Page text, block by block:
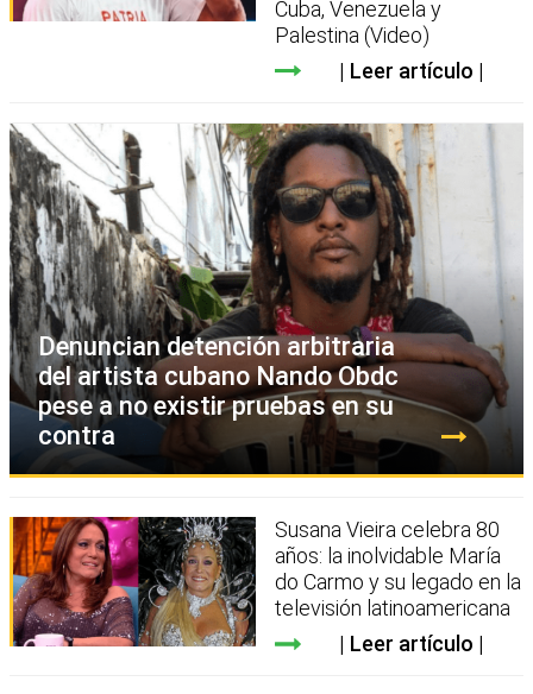
Cuba, Venezuela y
Palestina (Video)
Leer artículo
Denuncian detención arbitraria
del artista cubano Nando Obdc
pese a no existir pruebas en su
contra
Susana Vieira celebra 80
años: la inolvidable María
do Carmo y su legado en la
televisión latinoamericana
Leer artículo